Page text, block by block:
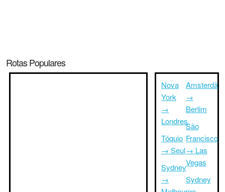
Rotas Populares
Nova
York
→
Londres
Tóquio
→ Seul
Sydney
→
Amsterdã
→
Berlim
São
Francisco
→ Las
Vegas
Sydney